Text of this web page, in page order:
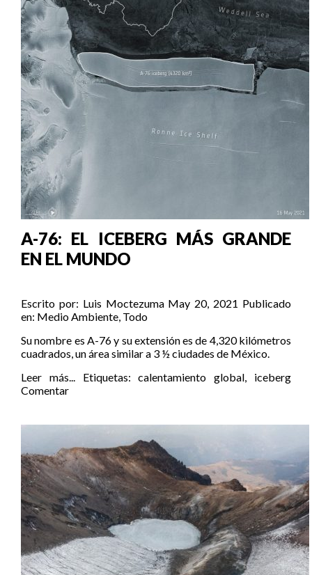
A-76: EL ICEBERG MÁS GRANDE
EN EL MUNDO
Escrito por: Luis Moctezuma May 20, 2021 Publicado
en: Medio Ambiente, Todo
Su nombre es A-76 y su extensión es de 4,320 kilómetros
cuadrados, un área similar a 3 ½ ciudades de México.
Leer más...
Etiquetas:calentamiento global, iceberg
Comentar